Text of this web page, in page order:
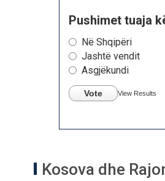
Pushimet tuaja
Në Shqipëri
Jashtë vendit
Asgjëkundi
Vote View Results
Kosova dhe